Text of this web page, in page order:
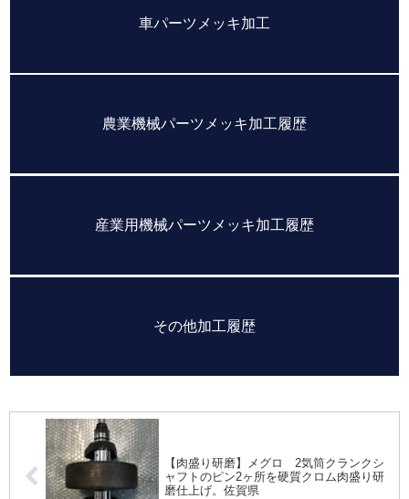
車パーツメッキ加工
農業機械パーツメッキ加工履歴
産業用機械パーツメッキ加工履歴
その他加工履歴
【肉盛り研磨】メグロ 2気筒クランクシ
ャフトのピン2ヶ所を硬質クロム肉盛り研
磨仕上げ。佐賀県